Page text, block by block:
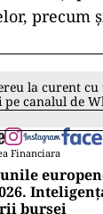
Categoria
martie
își
din
listarea
cu